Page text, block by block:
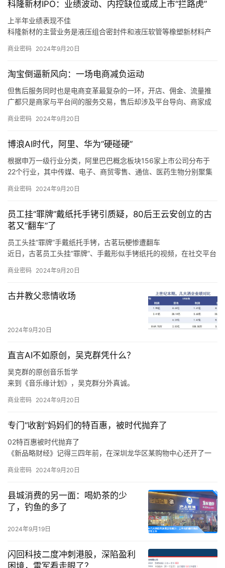
科隆新材IPO：业绩波动、内控缺位或成上市“拦路虎”
上半年业绩表现不佳
科隆新材的主营业务是液压组合密封件和液压软管等橡塑新材料产
产、销售和维修，同时也为风电、军工、高铁等行业客户提供定制
同时，如果未来煤炭主体能源地位被快速替代，下游客户新机装备
需求减少，科隆新材又未能拓展旧机维修业务，或是未能适应市场
变化、新技术和新产品未能顺应市场发展趋势，那么科隆新材就存
营业绩造成不利影响。
商业密码 2024年9月20日
淘宝倒逼新风向：一场电商减负运动
但售后服务同时也是电商变革最复杂的一环，开店、佣金、流量推
广都只是商家与平台间的服务交易，售后却涉及平台导向、商家成
接制约，是各方利益最难平衡的地方。
从推出「仅退款」的游戏规则制定者、大家长，逐渐过渡到生态系
统的设计者、平衡商家和消费者利益的服务商。
商业密码 2024年9月20日
博浪AI时代，阿里、华为“硬碰硬”
根据申万一级行业分类，阿里巴巴概念板块156家上市公司分布于
22个行业，其中传媒、电子、商贸零售、通信、医药生物分别聚集
根据申万一级行业分类，华为概念板块896家上市公司分布于28个
了220、193、92、65、61只概念股。
商业密码 2024年9月20日
员工挂“罪牌”戴纸托手铐引质疑，80后王云安创立的古
茗又“翻车”了
员工头挂“罪牌”手戴纸托手铐，古茗玩梗惨遭翻车
近日，古茗员工头挂“罪牌”、手戴形似手铐纸托的视频，在社交平台
至于上海，王云安认为该市场毗邻浙江，因此会有一定的消费者基
收益更难做好，“我们在进省会城市，以及大的一线城市的时候，我
们一定是做好准备了再去的，比如上海的消费者到底要什么，我们
进去应该怎么做才可以让更多的店做得更好，古茗能够给上海的消
费者带来什么样的不同呢，这些是我们要去思考的。
商业密码 2024年9月20日
古井教父悲情收场
2024年9月20日
直言AI不如原创，吴克群凭什么？
吴克群的原创音乐哲学
来到《音乐缘计划》，吴克群分外真诚。
是源自于他与原创音乐人之间的惺惺相惜。
目的嘉宾，他也是作为一名原创音乐人出现在舞台上，让一切热爱
与纯粹都具象化。
于是，面对当下音乐生态的顽疾，新生代音乐人的困境，吴克群会
商业密码 2024年9月20日
专门“收割”妈妈们的特百惠，被时代抛弃了
02特百惠被时代抛弃了
《新品略财经》记得三四年前，在深圳龙华区某购物中心还开了一
卖得还不错。
的产物，这与消费环境、消费需求、市场竞争，乃至是与特百惠的
传统商业模式等各方面密切相关。
从产品层面来说，特百惠是化学科技运用到日用物品的代表案例，
在特百惠诞生的年代，家庭有着食物保鲜难的痛点，特别是在冰箱
商业密码 2024年9月20日
县城消费的另一面：喝奶茶的少
了，钓鱼的多了
2024年9月19日
闪回科技二度冲刺港股，深陷盈利
困境，雷军看走眼了？